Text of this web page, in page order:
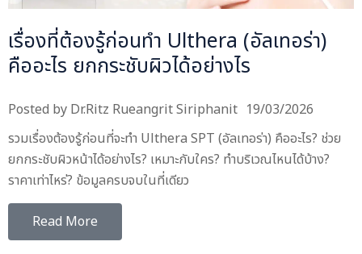
เรื่องที่ต้องรู้ก่อนทำ Ulthera (อัลเทอร่า)
คืออะไร ยกกระชับผิวได้อย่างไร
Posted by Dr.Ritz Rueangrit Siriphanit 19/03/2026
รวมเรื่องต้องรู้ก่อนที่จะทำ Ulthera SPT (อัลเทอร่า) คืออะไร? ช่วย
ยกกระชับผิวหน้าได้อย่างไร? เหมาะกับใคร? ทำบริเวณไหนได้บ้าง?
ราคาเท่าไหร่? ข้อมูลครบจบในที่เดียว
Read More